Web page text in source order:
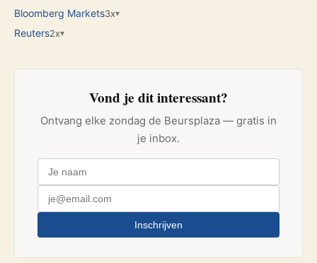
Bloomberg Markets3x▾
Reuters2x▾
Vond je dit interessant?
Ontvang elke zondag de Beursplaza — gratis in
je inbox.
Inschrijven